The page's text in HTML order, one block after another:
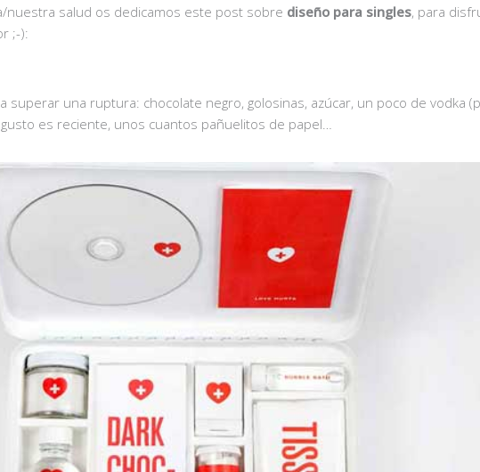
nuestra salud os dedicamos este post sobre diseño para singles, para
;-):
superar una ruptura: chocolate negro, golosinas, azúcar, un poco de vodka
es reciente, unos cuantos pañuelitos de papel…